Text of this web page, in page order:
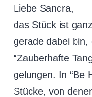
Liebe Sandra,
das Stück ist
gerade dabei bin,
“Zauberhafte
gelungen. In “Be
Stücke, von